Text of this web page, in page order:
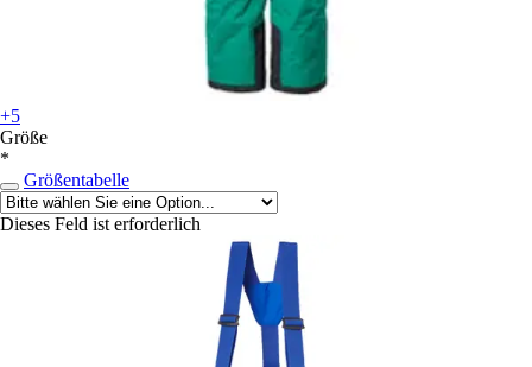
+5
Größe
*
Größentabelle
Dieses Feld ist erforderlich